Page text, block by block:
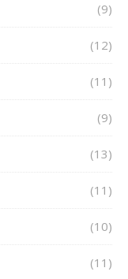
(9)
(12)
(11)
(9)
(13)
(11)
(10)
(11)